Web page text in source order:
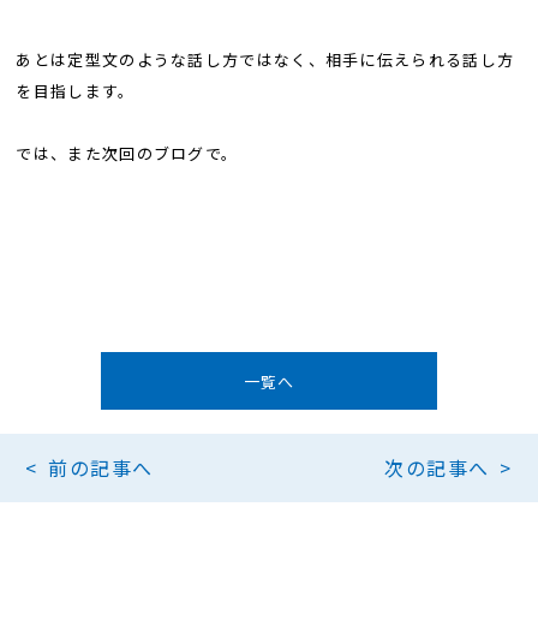
あとは定型文のような話し方ではなく、相手に伝えられる話し方
を目指します。
では、また次回のブログで。
一覧へ
前の記事へ 次の記事へ